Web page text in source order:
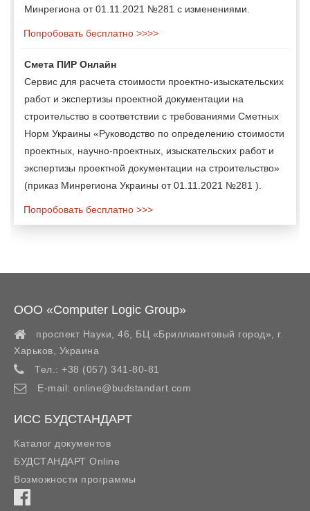
Минрегиона от 01.11.2021 №281 с изменениями.
Попробовать бесплатно >>>>
Смета ПИР Онлайн
Сервис для расчета стоимости проектно-изыскательских
работ и экспертизы проектной документации на
строительство в соответствии с требованиями Сметных
Норм Украины «Руководство по определению стоимости
проектных, научно-проектных, изыскательских работ и
экспертизы проектной документации на строительство»
(приказ Минрегиона Украины от 01.11.2021 №281 ).
Попробовать бесплатно >>>
ООО «Computer Logic Group»
проспект Науки, 46, БЦ «Бриллиантовый город»,
г.
Харьков
Украина
Тел.: +38 (057) 341-80-81
E-mail: online@budstandart.com
ИСС БУДСТАНДАРТ
Каталог документов
БУДСТАНДАРТ Online
Возможности программы